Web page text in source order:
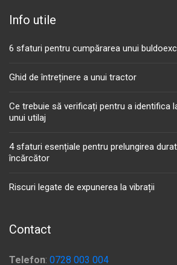
Info utile
6 sfaturi pentru cumpărarea unui
Ghid de întreținere a unui tractor
Ce trebuie să verificați pentru a identifica
unui utilaj
4 sfaturi esențiale pentru prelungirea
încărcător
Riscuri legate de expunerea la vibrații
Contact
Telefon: 0728 003 004